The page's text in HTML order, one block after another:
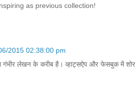
as previous collection!
2015 02:38:00 pm
गंभीर लेखन के करीब है। व्हाट्सऐप और फेसबुक में शोर